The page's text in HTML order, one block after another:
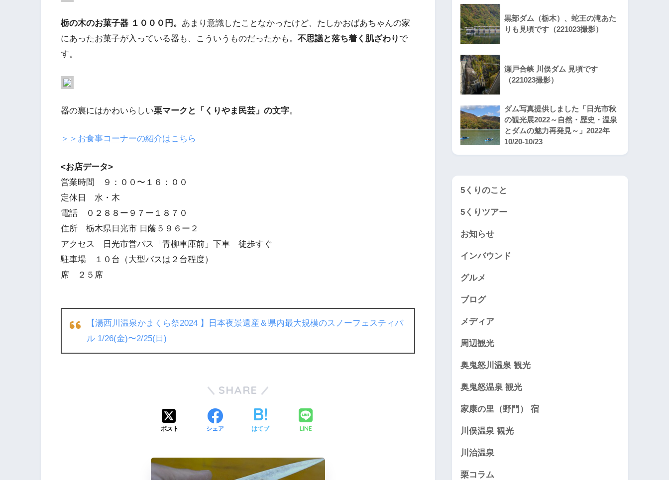
栃の木のお菓子器 １０００円。 あまり意識したことなかったけど、たしかおばあちゃんの家
にあったお菓子が入っている器も、こういうものだったかも。 不思議と落ち着く肌ざわり で
す。
器の裏にはかわいらしい栗マークと「くりやま民芸」の文字。
＞＞お食事コーナーの紹介はこちら
<お店データ>
営業時間 ９：００〜１６：００
定休日 水・木
電話 ０２８８ー９７ー１８７０
住所 栃木県日光市 日蔭５９６ー２
アクセス 日光市営バス「青柳車庫前」下車 徒歩すぐ
駐車場 １０台（大型バスは２台程度）
席 ２５席
【湯西川温泉かまくら祭2024 】日本夜景遺産＆県内最大規模のスノーフェスティバ
ル 1/26(金)〜2/25(日)
SHARE
ポスト シェア はてブ LINE
黒部ダム（栃木）、蛇王の滝あた
りも見頃です（221023撮影）
瀬戸合峡 川俣ダム 見頃です
（221023撮影）
ダム写真提供しました「日光市秋
の観光展2022～自然・歴史・温泉
とダムの魅力再発見～」2022年
10/20-10/23
5くりのこと
5くりツアー
お知らせ
インバウンド
グルメ
ブログ
メディア
周辺観光
奥鬼怒川温泉 観光
奥鬼怒温泉 観光
家康の里（野門） 宿
川俣温泉 観光
川治温泉
栗コラム